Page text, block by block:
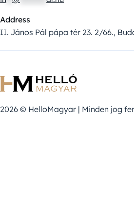
Address
II. János Pál pápa tér 23. 2/66.,
2026 © HelloMagyar | Minden jog